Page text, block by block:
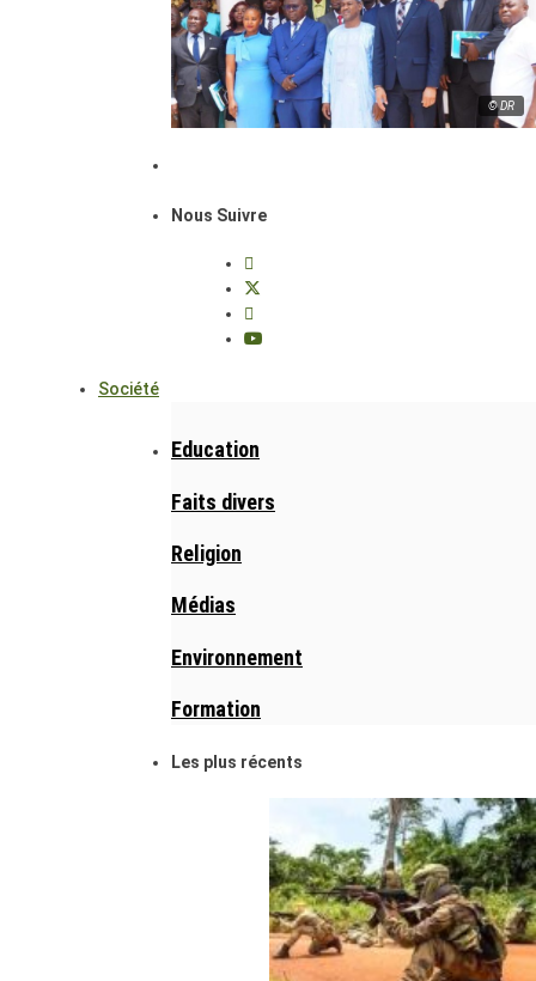
© DR
Nous Suivre
Société
Education
Faits divers
Religion
Médias
Environnement
Formation
Les plus récents